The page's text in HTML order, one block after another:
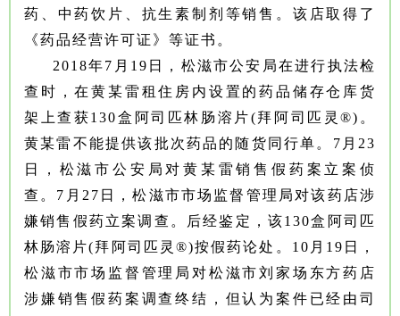
药、中药饮片、抗生素制剂等销售。该店取得了
《药品经营许可证》等证书。
2018年7月19日，松滋市公安局在进行执法检
查时，在黄某雷租住房内设置的药品储存仓库货
架上查获130盒阿司匹林肠溶片(拜阿司匹灵®)。
黄某雷不能提供该批次药品的随货同行单。7月23
日，松滋市公安局对黄某雷销售假药案立案侦
查。7月27日，松滋市市场监督管理局对该药店涉
嫌销售假药立案调查。后经鉴定，该130盒阿司匹
林肠溶片(拜阿司匹灵 ®)按假药论处。10月19日，
松滋市市场监督管理局对松滋市刘家场东方药店
涉嫌销售假药案调查终结，但认为案件已经由司